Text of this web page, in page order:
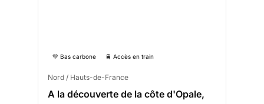
💚 Bas carbone 🚆 Accès en train
Nord / Hauts-de-France
A la découverte de la côte d'Opale,